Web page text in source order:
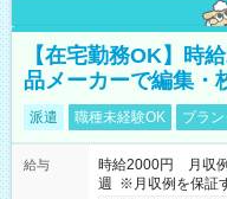
【在宅勤務OK】時
品メーカーで編集・
派遣 職種未経験OK ブラ
給与
時給2000円 月収
週 ※月収例を保証